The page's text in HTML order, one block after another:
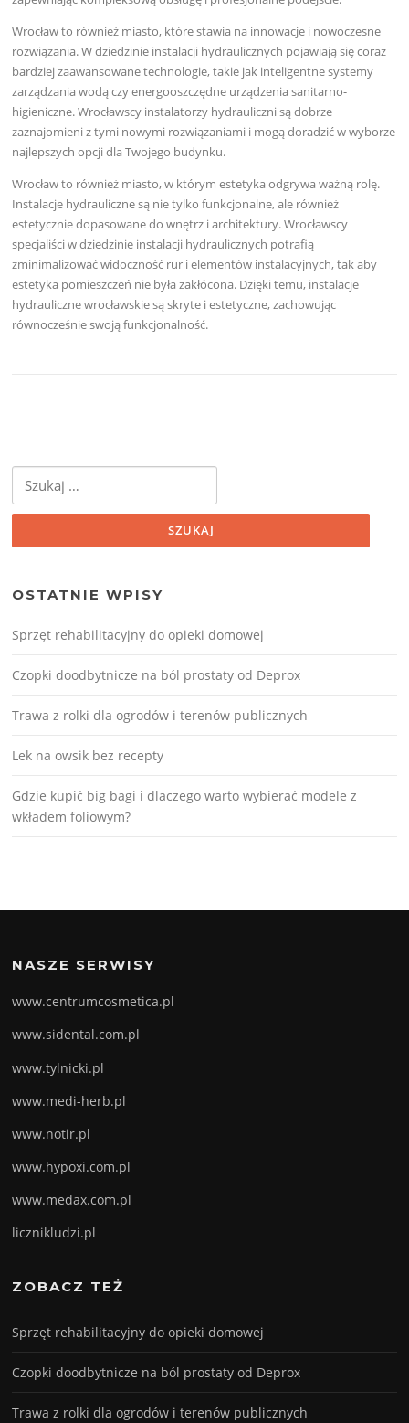
Wrocław to również miasto, które stawia na innowacje i nowoczesne
rozwiązania. W dziedzinie instalacji hydraulicznych pojawiają się coraz
bardziej zaawansowane technologie, takie jak inteligentne systemy
zarządzania wodą czy energooszczędne urządzenia sanitarno-
higieniczne. Wrocławscy instalatorzy hydrauliczni są dobrze
zaznajomieni z tymi nowymi rozwiązaniami i mogą doradzić w wyborze
najlepszych opcji dla Twojego budynku.
Wrocław to również miasto, w którym estetyka odgrywa ważną rolę.
Instalacje hydrauliczne są nie tylko funkcjonalne, ale również
estetycznie dopasowane do wnętrz i architektury. Wrocławscy
specjaliści w dziedzinie instalacji hydraulicznych potrafią
zminimalizować widoczność rur i elementów instalacyjnych, tak aby
estetyka pomieszczeń nie była zakłócona. Dzięki temu, instalacje
hydrauliczne wrocławskie są skryte i estetyczne, zachowując
równocześnie swoją funkcjonalność.
OSTATNIE WPISY
Sprzęt rehabilitacyjny do opieki domowej
Czopki doodbytnicze na ból prostaty od Deprox
Trawa z rolki dla ogrodów i terenów publicznych
Lek na owsik bez recepty
Gdzie kupić big bagi i dlaczego warto wybierać modele z
wkładem foliowym?
NASZE SERWISY
www.centrumcosmetica.pl
www.sidental.com.pl
www.tylnicki.pl
www.medi-herb.pl
www.notir.pl
www.hypoxi.com.pl
www.medax.com.pl
licznikludzi.pl
ZOBACZ TEŻ
Sprzęt rehabilitacyjny do opieki domowej
Czopki doodbytnicze na ból prostaty od Deprox
Trawa z rolki dla ogrodów i terenów publicznych